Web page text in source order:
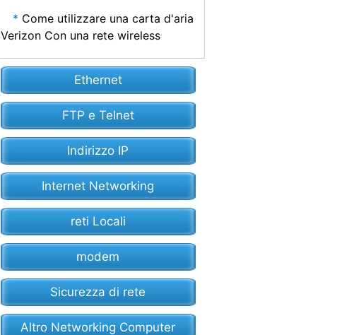
Come utilizzare una carta d'aria
Verizon Con una rete wireless
Ethernet
FTP e Telnet
Indirizzo IP
Internet Networking
reti Locali
modem
Sicurezza di rete
Altro Networking Computer